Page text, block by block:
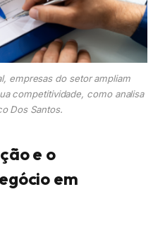
empresas do setor ampliam
competitividade, como analisa
Dos Santos.
e o
em